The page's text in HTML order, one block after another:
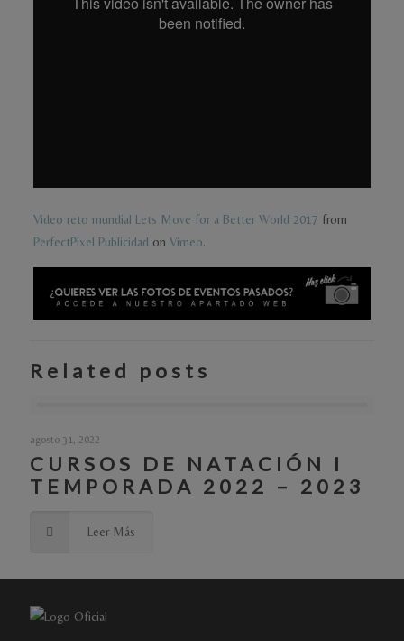
Video reto mundial Lets Move for a Better World 2017 from
PerfectPixel Publicidad on Vimeo.
Related posts
agosto 31, 2022
CURSOS DE NATACIÓN I
TEMPORADA 2022 – 2023
Leer Más